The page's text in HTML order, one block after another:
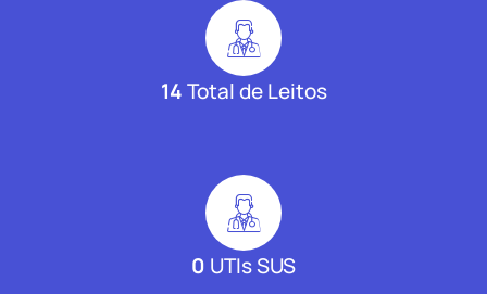
14Total de Leitos
0 UTIs SUS